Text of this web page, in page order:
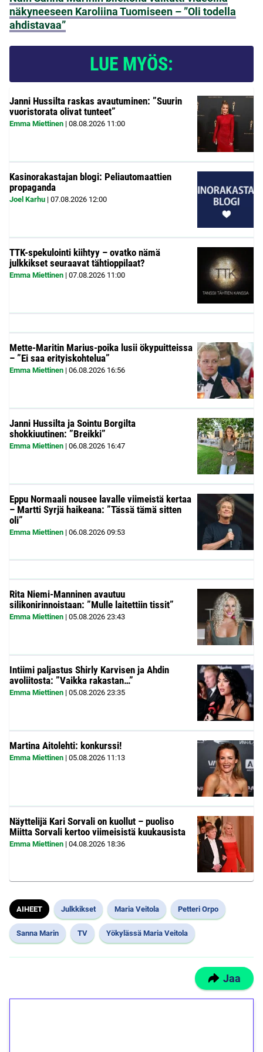
näkyneeseen Karoliina Tuomiseen – ”Oli todella
ahdistavaa”
LUE MYÖS:
Janni Hussilta raskas avautuminen: ”Suurin
vuoristorata olivat tunteet”
Emma Miettinen | 08.08.2026 11:00
Kasinorakastajan blogi: Peliautomaattien
propaganda
Joel Karhu | 07.08.2026 12:00
TTK-spekulointi kiihtyy – ovatko nämä
julkkikset seuraavat tähtioppilaat?
Emma Miettinen | 07.08.2026 11:00
Mette-Maritin Marius-poika lusii ökypuitteissa
– ”Ei saa erityiskohtelua”
Emma Miettinen | 06.08.2026 16:56
Janni Hussilta ja Sointu Borgilta
shokkiuutinen: ”Breikki”
Emma Miettinen | 06.08.2026 16:47
Eppu Normaali nousee lavalle viimeistä kertaa
– Martti Syrjä haikeana: ”Tässä tämä sitten
oli”
Emma Miettinen | 06.08.2026 09:53
Rita Niemi-Manninen avautuu
silikonirinnoistaan: ”Mulle laitettiin tissit”
Emma Miettinen | 05.08.2026 23:43
Intiimi paljastus Shirly Karvisen ja Ahdin
avoliitosta: ”Vaikka rakastan…”
Emma Miettinen | 05.08.2026 23:35
Martina Aitolehti: konkurssi!
Emma Miettinen | 05.08.2026 11:13
Näyttelijä Kari Sorvali on kuollut – puoliso
Miitta Sorvali kertoo viimeisistä kuukausista
Emma Miettinen | 04.08.2026 18:36
AIHEET Julkkikset Maria Veitola Petteri Orpo
Sanna Marin TV Yökylässä Maria Veitola
Jaa